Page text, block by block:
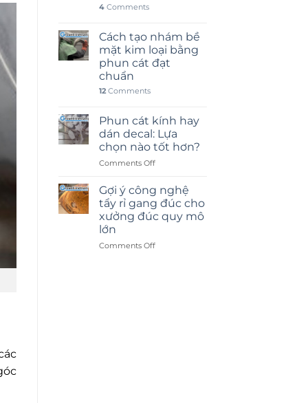
4Comments
Cách tạo nhám bề
mặt kim loại bằng
phun cát đạt
chuẩn
12Comments
Phun cát kính hay
dán decal: Lựa
chọn nào tốt hơn?
Comments Offon
cát
kính
hay
dán
Lựa
Gợi ý công nghệ
tẩy rỉ gang đúc cho
xưởng đúc quy mô
lớn
Comments Offon